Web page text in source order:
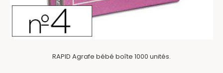
RAPID Agrafe bébé boîte 1000 unités.